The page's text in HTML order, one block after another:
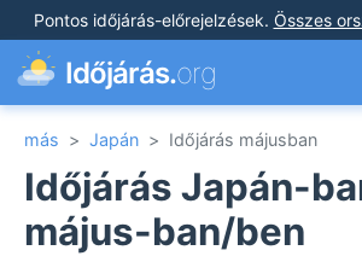
Pontos időjárás-előrejelzések. Összes
Időjárás.org
más > Japán > Időjárás májusban
Időjárás Japán-
május-ban/ben